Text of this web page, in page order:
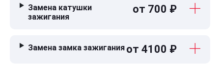
Замена катушки
зажигания
от 700 ₽
Замена замка зажигания от 4100 ₽